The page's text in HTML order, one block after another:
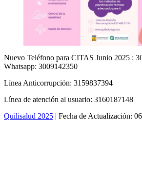
Nuevo Teléfono para CITAS Junio 2025 :
Whatsapp: 3009142350
Línea Anticorrupción: 3159837394
Línea de atención al usuario: 3160187148
Quilisalud 2025 | Fecha de Actualización: